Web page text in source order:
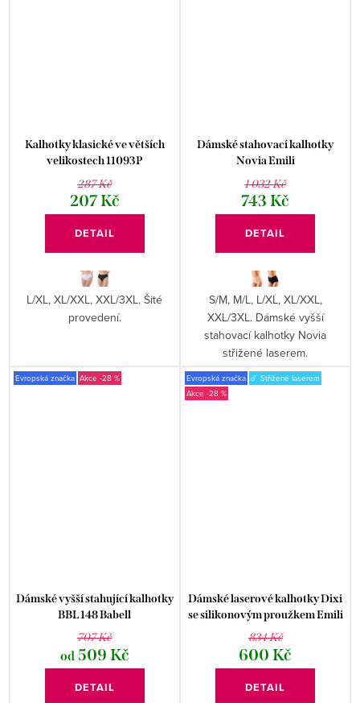
Kalhotky klasické ve větších
velikostech 11093P
287 Kč
207 Kč
DETAIL
L/XL, XL/XXL, XXL/3XL. Šité
provedení.
Dámské stahovací kalhotky
Novia Emili
1 032 Kč
743 Kč
DETAIL
S/M, M/L, L/XL, XL/XXL,
XXL/3XL. Dámské vyšší
stahovací kalhotky Novia
střižené laserem.
Evropská značka -28 %
Dámské vyšší stahující kalhotky
BBL 148 Babell
707 Kč
od 509 Kč
DETAIL
Evropská značka ☄️ Střižené laserem
-28 %
Dámské laserové kalhotky Dixi
se silikonovým proužkem Emili
834 Kč
600 Kč
DETAIL